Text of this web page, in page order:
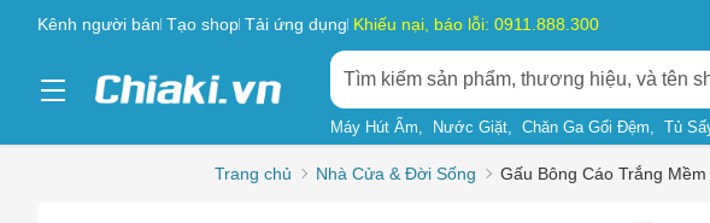
Kênh người bán Tạo shop Tải ứng dụng Khiếu nại, báo lỗi: 0911.888.300
Máy Hút Ẩm Nước Giặt Chăn Ga Gối Đệm Tủ
Trang chủ Nhà Cửa & Đời Sống Gấu Bông Cáo Trắng